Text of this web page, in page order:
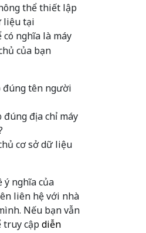
thể thiết lập
liệu tại
nghĩa là máy
của bạn
đúng tên người
đúng địa chỉ máy
cơ sở dữ liệu
ý nghĩa của
liên hệ với nhà
Nếu bạn vẫn
truy cậpdiễn